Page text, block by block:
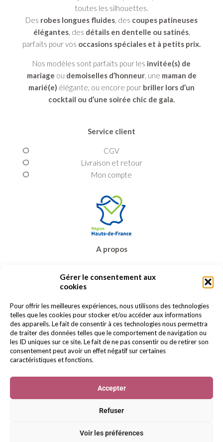
Gérer le consentement aux
cookies
Pour offrir les meilleures expériences, nous utilisons des technologies
telles que les cookies pour stocker et/ou accéder aux informations
des appareils. Le fait de consentir à ces technologies nous permettra
de traiter des données telles que le comportement de navigation ou
les ID uniques sur ce site. Le fait de ne pas consentir ou de retirer son
consentement peut avoir un effet négatif sur certaines
caractéristiques et fonctions.
Accepter
Refuser
Voir les préférences
toutes les silhouettes.
Des robes longues fluides, des coupes patineuses
élégantes, des détails en dentelle ou satinés,
parfaits pour vos occasions spéciales et à petits prix.
Nos modèles sont parfaits pour les invitée(s) de
mariage ou demoiselles d’honneur, une maman de
marié(e) élégante, ou encore pour briller lors d’un
cocktail ou d’une soirée chic de gala.
Service client
CGV
Livraison et retour
Mon compte
A propos
Bijoux & accessoires
Promos
Contact
© 2022 BERELLA Tous droits réservés.
Politique de confidentialité